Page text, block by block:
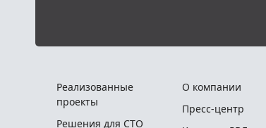
Реализованные
проекты
Решения для СТО
О компании
Пресс-центр